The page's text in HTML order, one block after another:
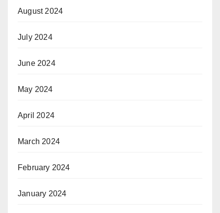
August 2024
July 2024
June 2024
May 2024
April 2024
March 2024
February 2024
January 2024